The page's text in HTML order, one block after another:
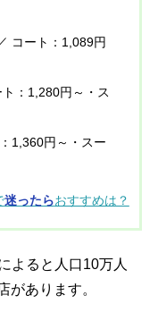
コート：1,089円
ト：1,280円～・ス
1,360円～・スー
迷ったらおすすめは？
よると人口10万人
があります。